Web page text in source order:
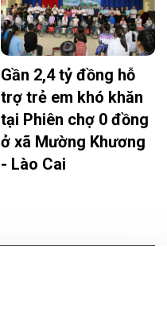
Gần 2,4 tỷ đồng hỗ
trợ trẻ em khó khăn
tại Phiên chợ 0 đồng
ở xã Mường Khương
- Lào Cai